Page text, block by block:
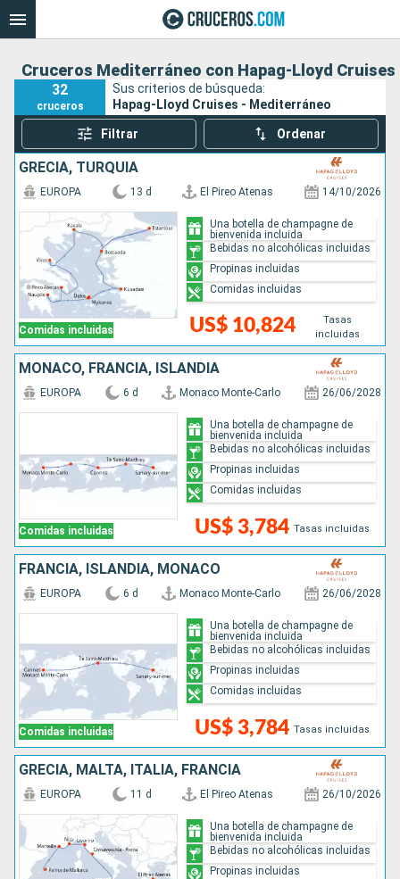
Cruceros Mediterráneo con Hapag-Lloyd Cruises
32
cruceros
Sus criterios de búsqueda:
Hapag-Lloyd Cruises - Mediterráneo
Filtrar Ordenar
GRECIA, TURQUÍA
Comidas incluidas
EUROPA 13 d El Pireo Atenas 14/10/2026
US$ 10,824
Tasas
incluidas
Una botella de champagne de
bienvenida incluida
Bebidas no alcohólicas incluidas
Propinas incluidas
Comidas incluidas
MONACO, FRANCIA, ISLANDIA
Comidas incluidas
EUROPA 6 d Monaco Monte-Carlo 26/06/2028
US$ 3,784 Tasas incluidas
Una botella de champagne de
bienvenida incluida
Bebidas no alcohólicas incluidas
Propinas incluidas
Comidas incluidas
FRANCIA, ISLANDIA, MONACO
Comidas incluidas
EUROPA 6 d Monaco Monte-Carlo 26/06/2028
US$ 3,784 Tasas incluidas
Una botella de champagne de
bienvenida incluida
Bebidas no alcohólicas incluidas
Propinas incluidas
Comidas incluidas
GRECIA, MALTA, ITALIA, FRANCIA
EUROPA 11 d El Pireo Atenas 26/10/2026
Una botella de champagne de
bienvenida incluida
Bebidas no alcohólicas incluidas
Propinas incluidas